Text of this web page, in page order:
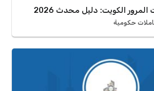
الكويت: دليل محدث 2026
حكومية